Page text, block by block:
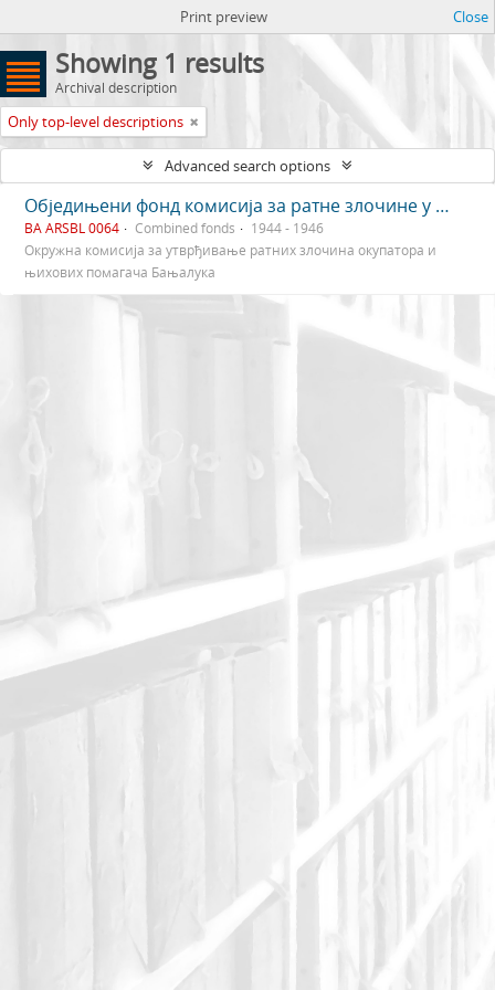
Print preview Close
Showing 1 results
Archival description
Only top-level descriptions
Advanced search options
Обједињени фонд комисија за ратне злочине у Бањалуци
BA ARSBL 0064 Combined fonds
1944 - 1946
Окружна комисија за утврђивање ратних злочина окупатора и
њихових помагача Бањалука